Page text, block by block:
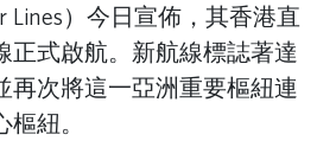
Lines）今日宣佈，其香港直
正式啟航。新航線標誌著達
再次將這一亞洲重要樞紐連
紐。